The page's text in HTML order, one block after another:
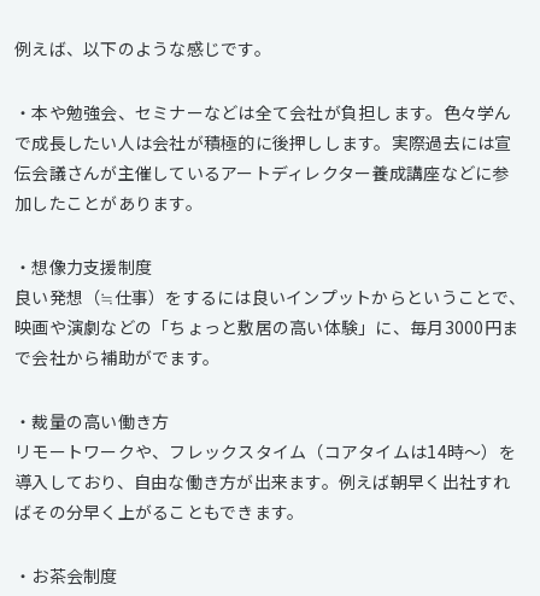
例えば、以下のような感じです。
・本や勉強会、セミナーなどは全て会社が負担します。色々学ん
で成長したい人は会社が積極的に後押しします。実際過去には宣
伝会議さんが主催しているアートディレクター養成講座などに参
加したことがあります。
・想像力支援制度
良い発想（≒仕事）をするには良いインプットからということで、
映画や演劇などの「ちょっと敷居の高い体験」に、毎月3000円ま
で会社から補助がでます。
・裁量の高い働き方
リモートワークや、フレックスタイム（コアタイムは14時〜）を
導入しており、自由な働き方が出来ます。例えば朝早く出社すれ
ばその分早く上がることもできます。
・お茶会制度